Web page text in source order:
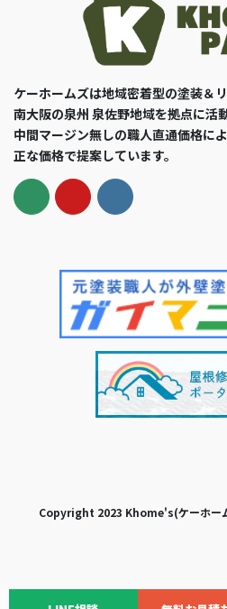
ケーホームズは地域密着型の塗装＆
南大阪の泉州 泉佐野地域を拠点に活
中間マージン無しの職人直通価格に
正な価格で提案しています。
Copyright 2023 Khome's(ケーホ